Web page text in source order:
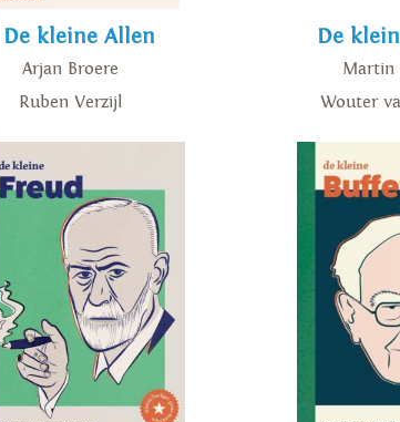
De kleine Allen
Arjan Broere
Ruben Verzijl
De
Martin
Wouter